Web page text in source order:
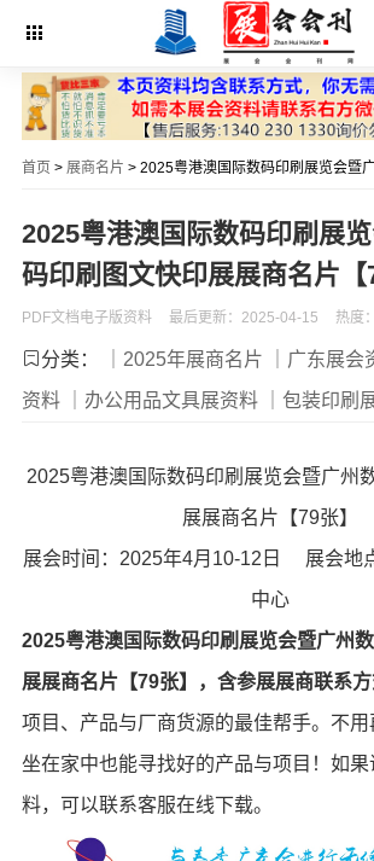
首页 > 展商名片 > 2025粤港澳国际数码印刷展览会暨广州数码印刷图
2025粤港澳国际数码印刷展
码印刷图文快印展展商名片【
PDF文档电子版资料 最后更新：2025-04-15 热度
分类： ｜2025年展商名片 ｜广东展会
资料
｜办公用品文具展资料 ｜包装印刷
2025粤港澳国际数码印刷展览会暨广州
展展商名片【79张】
展会时间：2025年4月10-12日 展会地
中心
2025粤港澳国际数码印刷展览会暨广州
展展商名片【79张】，含参展展商联系
项目、产品与厂商货源的最佳帮手。不
坐在家中也能寻找好的产品与项目！如
料，可以联系客服在线下载。